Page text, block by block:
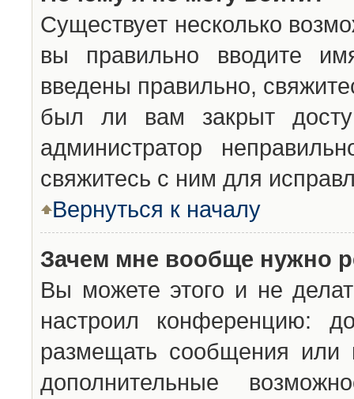
Существует несколько
вы правильно вводите
введены правильно,
был ли вам закрыт
администратор
свяжитесь с ним для
Вернуться к началу
Зачем мне вообще нужно
Вы можете этого и не
настроил конференцию:
размещать сообщения или
дополнительные